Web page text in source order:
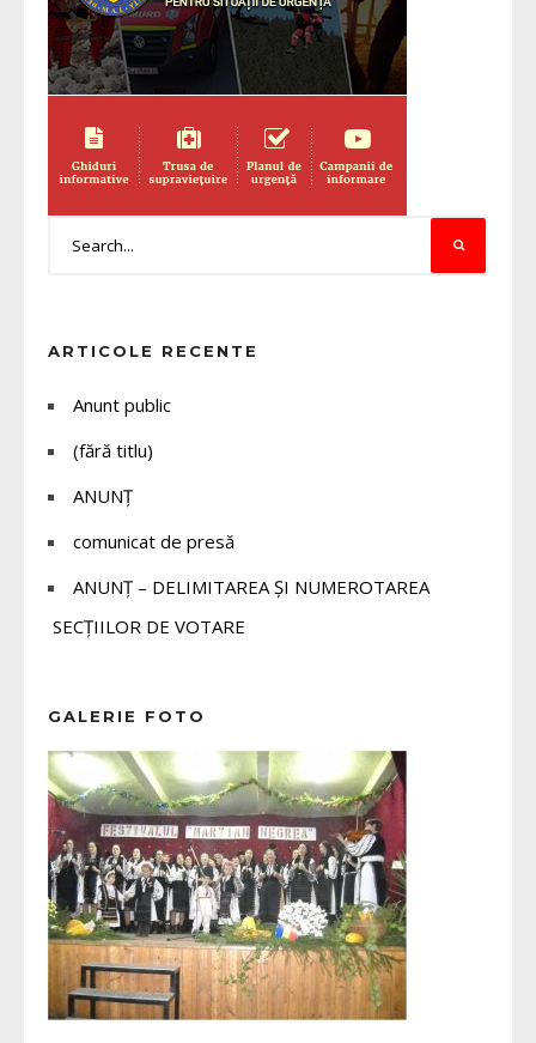
ARTICOLE RECENTE
Anunt public
(fără titlu)
ANUNȚ
comunicat de presă
ANUNȚ – DELIMITAREA ȘI NUMEROTAREA
SECȚIILOR DE VOTARE
GALERIE FOTO